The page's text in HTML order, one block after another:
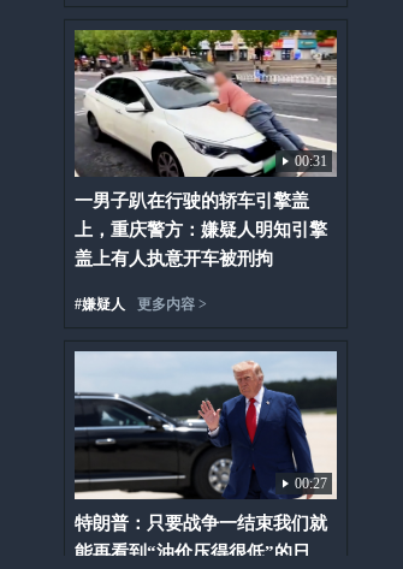
00:31
一男子趴在行驶的轿车引擎盖
上，重庆警方：嫌疑人明知引擎
盖上有人执意开车被刑拘
#嫌疑人 更多内容 >
00:27
特朗普：只要战争一结束我们就
能再看到“油价压得很低”的日